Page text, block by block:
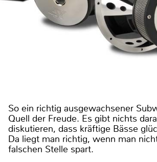
So ein richtig ausgewachsener
Quell der Freude. Es gibt nichts
diskutieren, dass kräftige Bässe
Da liegt man richtig, wenn man
falschen Stelle spart.